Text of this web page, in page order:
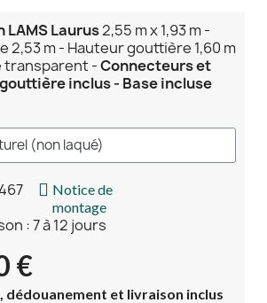
LAMS Laurus2,55 m x 1,93 m -
2,53 m - Hauteur gouttière 1,60 m
transparent -Connecteurs et
inclus - Base incluse
Notice de
montage
: 7 à 12 jours
€
dédouanement et livraison inclus